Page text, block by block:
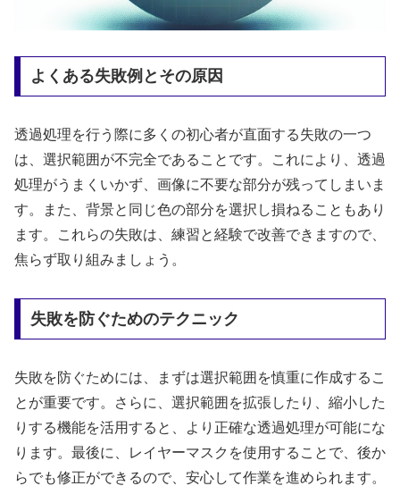
よくある失敗例とその原因
透過処理を行う際に多くの初心者が直面する失敗の一つ
は、選択範囲が不完全であることです。これにより、透過
処理がうまくいかず、画像に不要な部分が残ってしまいま
す。また、背景と同じ色の部分を選択し損ねることもあり
ます。これらの失敗は、練習と経験で改善できますので、
焦らず取り組みましょう。
失敗を防ぐためのテクニック
失敗を防ぐためには、まずは選択範囲を慎重に作成するこ
とが重要です。さらに、選択範囲を拡張したり、縮小した
りする機能を活用すると、より正確な透過処理が可能にな
ります。最後に、レイヤーマスクを使用することで、後か
らでも修正ができるので、安心して作業を進められます。